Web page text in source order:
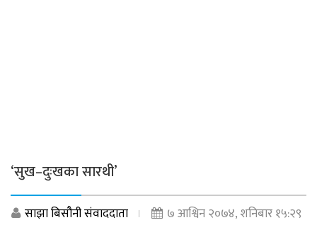
‘सुख–दुःखका सारथी’
साझा बिसौनी संवाददाता
७ आश्विन २०७४, शनिबार १५:२९